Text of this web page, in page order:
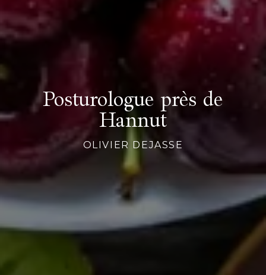
Posturologue près de
Hannut
OLIVIER DEJASSE